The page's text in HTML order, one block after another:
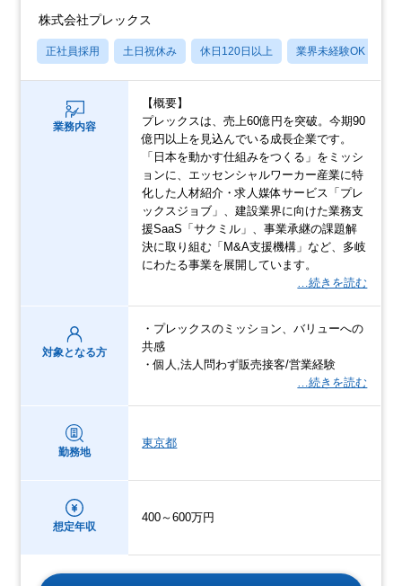
株式会社プレックス
正社員採用 土日祝休み 休日120日以上 業界未経験OK
業務内容
【概要】
プレックスは、売上60億円を突破。今期90
億円以上を見込んでいる成長企業です。
「日本を動かす仕組みをつくる」をミッシ
ョンに、エッセンシャルワーカー産業に特
化した人材紹介・求人媒体サービス「プレ
ックスジョブ」、建設業界に向けた業務支
援SaaS「サクミル」、事業承継の課題解
決に取り組む「M&A支援機構」など、多岐
にわたる事業を展開しています。
…続きを読む
対象となる方
・プレックスのミッション、バリューへの
共感
・個人,法人問わず販売接客/営業経験
…続きを読む
勤務地
東京都
想定年収
400～600万円